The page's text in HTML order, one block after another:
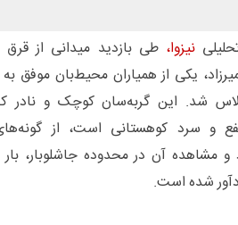
نیزوا، طی بازدید میدانی از
یکی از همیاران محیط‌بان موفق
شد. این گربه‌سان کوچک و نادر
و سرد کوهستانی است، از
آن در محدوده جاشلوبار، بار
شده است.